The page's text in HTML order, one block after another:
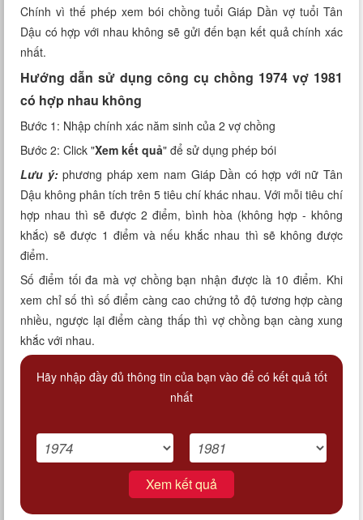
Xem bói
Tướng số
Cung hoàng đạo
Chính vì thế phép xem bói chồng tuổi Giáp Dần vợ tuổi Tân
Dậu có hợp với nhau không sẽ gửi đến bạn kết quả chính xác
nhất.
Hướng dẫn sử dụng công cụ chồng 1974 vợ 1981
có hợp nhau không
Bước 1: Nhập chính xác năm sinh của 2 vợ chồng
Bước 2: Click "Xem kết quả" để sử dụng phép bói
Lưu ý:phương pháp xem nam Giáp Dần có hợp với nữ Tân
Dậu không phân tích trên 5 tiêu chí khác nhau. Với mỗi tiêu chí
hợp nhau thì sẽ được 2 điểm, bình hòa (không hợp - không
khắc) sẽ được 1 điểm và nếu khắc nhau thì sẽ không được
điểm.
Số điểm tối đa mà vợ chồng bạn nhận được là 10 điểm. Khi
xem chỉ số thì số điểm càng cao chứng tỏ độ tương hợp càng
nhiều, ngược lại điểm càng thấp thì vợ chồng bạn càng xung
khắc với nhau.
Hãy nhập đầy đủ thông tin của bạn vào để có kết quả tốt
nhất
Xem kết quả